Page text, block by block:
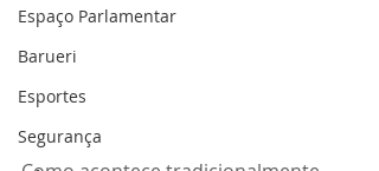
Espaço Parlamentar
Barueri
Esportes
Segurança